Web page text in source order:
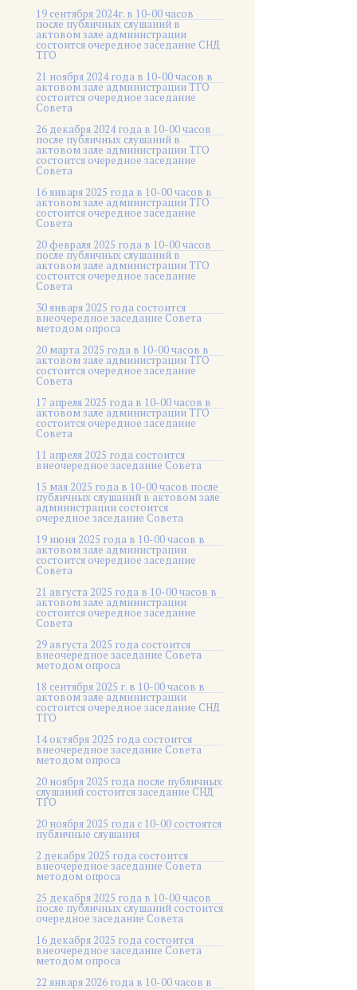
19 сентября 2024г. в 10-00 часов
после публичных слушаний в
актовом зале администрации
состоится очередное заседание СНД
ТГО
21 ноября 2024 года в 10-00 часов в
актовом зале администрации ТГО
состоится очередное заседание
Совета
26 декабря 2024 года в 10-00 часов
после публичных слушаний в
актовом зале администрации ТГО
состоится очередное заседание
Совета
16 января 2025 года в 10-00 часов в
актовом зале администрации ТГО
состоится очередное заседание
Совета
20 февраля 2025 года в 10-00 часов
после публичных слушаний в
актовом зале администрации ТГО
состоится очередное заседание
Совета
30 января 2025 года состоится
внеочередное заседание Совета
методом опроса
20 марта 2025 года в 10-00 часов в
актовом зале администрации ТГО
состоится очередное заседание
Совета
17 апреля 2025 года в 10-00 часов в
актовом зале администрации ТГО
состоится очередное заседание
Совета
11 апреля 2025 года состоится
внеочередное заседание Совета
15 мая 2025 года в 10-00 часов после
публичных слушаний в актовом зале
администрации состоится
очередное заседание Совета
19 июня 2025 года в 10-00 часов в
актовом зале администрации
состоится очередное заседание
Совета
21 августа 2025 года в 10-00 часов в
актовом зале администрации
состоится очередное заседание
Совета
29 августа 2025 года состоится
внеочередное заседание Совета
методом опроса
18 сентября 2025 г. в 10-00 часов в
актовом зале администрации
состоится очередное заседание СНД
ТГО
14 октября 2025 года состоится
внеочередное заседание Совета
методом опроса
20 ноября 2025 года после публичных
слушаний состоится заседание СНД
ТГО
20 ноября 2025 года c 10-00 состоятся
публичные слушания
2 декабря 2025 года состоится
внеочередное заседание Совета
методом опроса
25 декабря 2025 года в 10-00 часов
после публичных слушаний состоится
очередное заседание Совета
16 декабря 2025 года состоится
внеочередное заседание Совета
методом опроса
22 января 2026 года в 10-00 часов в